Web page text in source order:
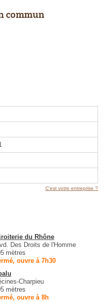
commun
C'est votre entreprise ?
du Rhône
Des Droits de l'Homme
mètres
ouvre à 7h30
Charpieu
mètres
ouvre à 8h